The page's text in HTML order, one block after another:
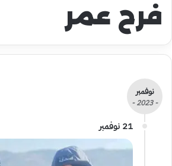
فرح عمر
نوفمبر
- 2023 -
21 نوفمبر